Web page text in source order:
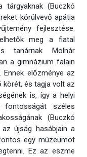
tárgyaknak (Buczkó
körülvevő apátia
fejlesztése.
meg a fiatal
tanárnak Molnár
a gimnázium falain
előzménye az
körét, és tagja volt az
is, így a helyi
fontosságát széles
(Buczkó
az újság hasábjain a
egy múzeumot
Ez az eszme